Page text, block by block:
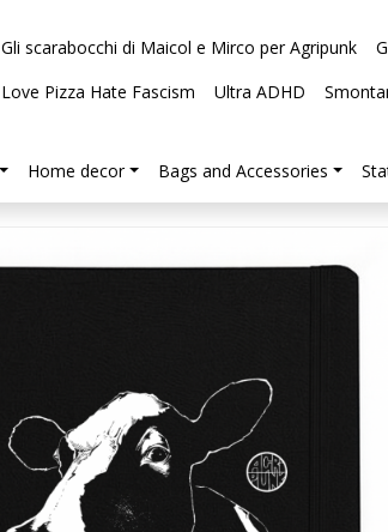
Gli scarabocchi di Maicol e Mirco per Agripunk
Love Pizza Hate Fascism Ultra ADHD
Home decor Bags and Accessories